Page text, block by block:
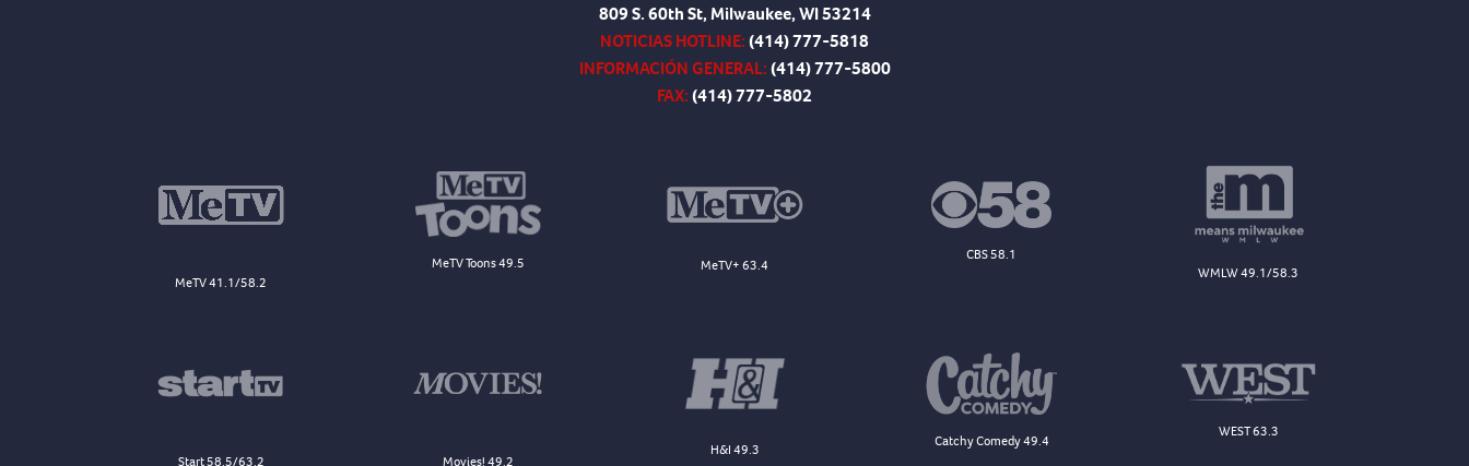
809 S. 60th St, Milwaukee, WI 53214
NOTICIAS HOTLINE:(414) 777-5818
INFORMACIÓN GENERAL:(414) 777-5800
FAX:(414) 777-5802
MeTV 41.1/58.2
MeTV Toons 49.5 MeTV+ 63.4
CBS 58.1
WMLW 49.1/58.3
Start 58.5/63.2 Movies! 49.2
H&I 49.3
Catchy Comedy 49.4
WEST 63.3